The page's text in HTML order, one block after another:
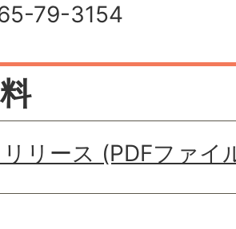
79-3154
リース (PDFファイ